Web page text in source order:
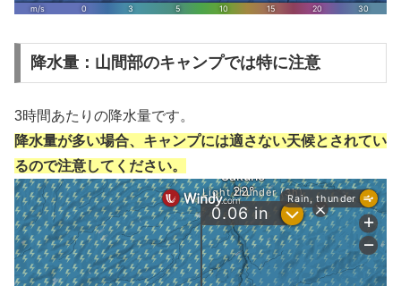
降水量：山間部のキャンプでは特に注意
3時間あたりの降水量です。
降水量が多い場合、キャンプには適さない天候とされてい
るので注意してください。